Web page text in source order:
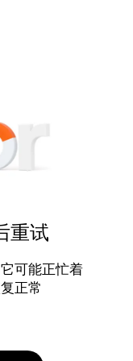
重试
可能正忙着
正常